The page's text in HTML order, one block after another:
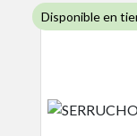
Disponible en